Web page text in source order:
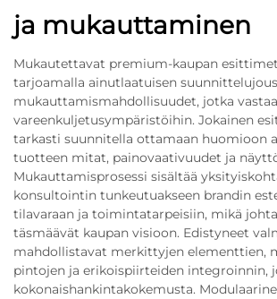
ja mukauttaminen
Mukautettavat premium-kaupan
tarjoamalla ainutlaatuisen
mukauttamismahdollisuudet, jotka
vareenkuljetusympäristöihin. Jokainen
tarkasti suunnitella ottamaan huomioon
tuotteen mitat, painovaativuudet ja
Mukauttamisprosessi sisältää
konsultointin tunkeutuakseen brandin
tilavaraan ja toimintatarpeisiin, mikä
täsmäävät kaupan visioon. Edistyneet
mahdollistavat merkittyjen elementtien,
pintojen ja erikoispiirteiden integroinnin,
kokonaishankintakokemusta.